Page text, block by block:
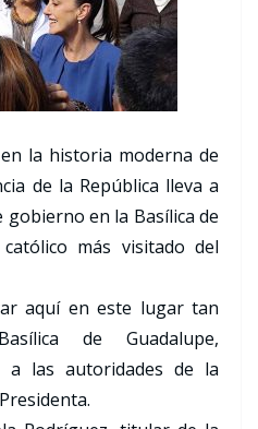
la historia moderna de
de la República lleva a
en la Basílica de
más visitado del
aquí en este lugar tan
de Guadalupe,
a las autoridades de la